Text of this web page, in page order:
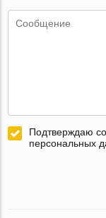
Подтверждаю
персональных